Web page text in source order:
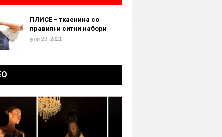
ПЛИСЕ – ткаенина со
правилни ситни набори
јули 29, 2021